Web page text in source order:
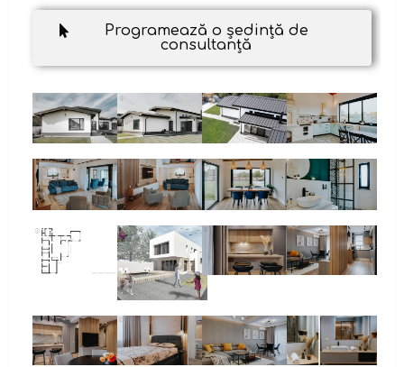
Programează o ședință de
consultanță